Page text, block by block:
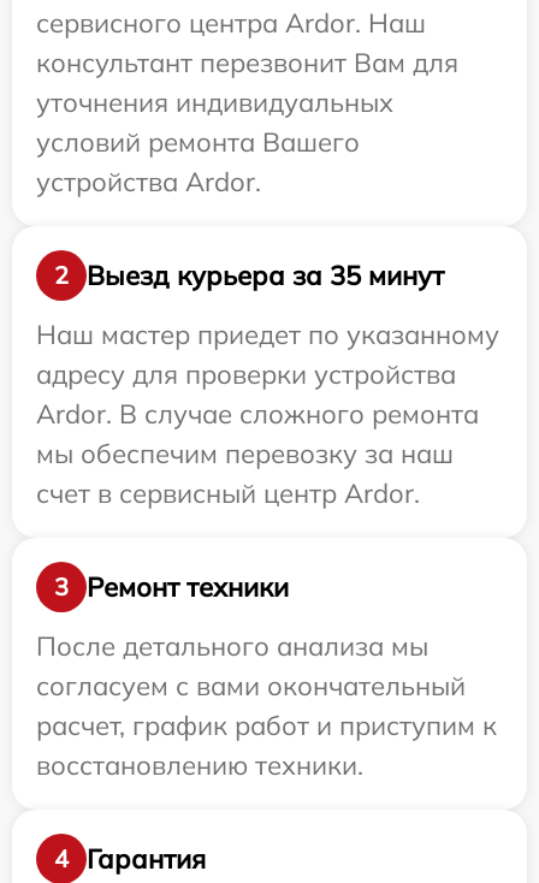
сервисного центра Ardor. Наш
консультант перезвонит Вам для
уточнения индивидуальных
условий ремонта Вашего
устройства Ardor.
2
Выезд курьера за 35 минут
Наш мастер приедет по указанному
адресу для проверки устройства
Ardor. В случае сложного ремонта
мы обеспечим перевозку за наш
счет в сервисный центр Ardor.
3
Ремонт техники
После детального анализа мы
согласуем с вами окончательный
расчет, график работ и приступим к
восстановлению техники.
4 Гарантия